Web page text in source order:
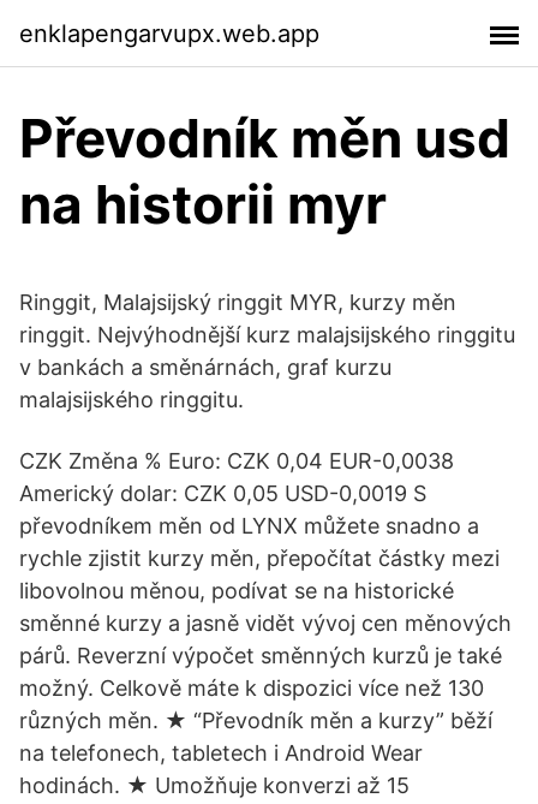
enklapengarvupx.web.app
Převodník měn usd
na historii myr
Ringgit, Malajsijský ringgit MYR, kurzy měn
ringgit. Nejvýhodnější kurz malajsijského ringgitu
v bankách a směnárnách, graf kurzu
malajsijského ringgitu.
CZK Změna % Euro: CZK 0,04 EUR-0,0038
Americký dolar: CZK 0,05 USD-0,0019 S
převodníkem měn od LYNX můžete snadno a
rychle zjistit kurzy měn, přepočítat částky mezi
libovolnou měnou, podívat se na historické
směnné kurzy a jasně vidět vývoj cen měnových
párů. Reverzní výpočet směnných kurzů je také
možný. Celkově máte k dispozici více než 130
různých měn. ★ “Převodník měn a kurzy” běží
na telefonech, tabletech i Android Wear
hodinách. ★ Umožňuje konverzi až 15